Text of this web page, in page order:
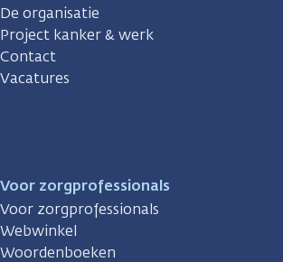
De organisatie
Project kanker & werk
Contact
Vacatures
Voor zorgprofessionals
Voor zorgprofessionals
Webwinkel
Woordenboeken